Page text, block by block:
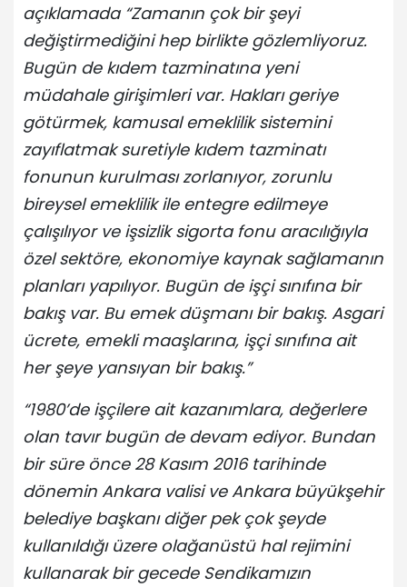
açıklamada “Zamanın çok bir şeyi
değiştirmediğini hep birlikte gözlemliyoruz.
Bugün de kıdem tazminatına yeni
müdahale girişimleri var. Hakları geriye
götürmek, kamusal emeklilik sistemini
zayıflatmak suretiyle kıdem tazminatı
fonunun kurulması zorlanıyor, zorunlu
bireysel emeklilik ile entegre edilmeye
çalışılıyor ve işsizlik sigorta fonu aracılığıyla
özel sektöre, ekonomiye kaynak sağlamanın
planları yapılıyor. Bugün de işçi sınıfına bir
bakış var. Bu emek düşmanı bir bakış. Asgari
ücrete, emekli maaşlarına, işçi sınıfına ait
her şeye yansıyan bir bakış.”
“1980’de işçilere ait kazanımlara, değerlere
olan tavır bugün de devam ediyor. Bundan
bir süre önce 28 Kasım 2016 tarihinde
dönemin Ankara valisi ve Ankara büyükşehir
belediye başkanı diğer pek çok şeyde
kullanıldığı üzere olağanüstü hal rejimini
kullanarak bir gecede Sendikamızın